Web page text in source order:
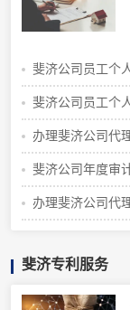
斐济公司员工个
斐济公司员工个
办理斐济公司代
斐济公司年度审
办理斐济公司代
斐济专利服务